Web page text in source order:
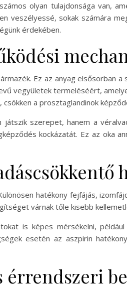
olyan tulajdonsága van,
sokak számára
érdekében.
Ez az anyag elsősorban
vegyületek termeléséért,
a prosztaglandinok
szerepet, hanem a
kockázatát. Ez az oka
hatékony fejfájás,
várnak tőle kisebb
is képes mérsékelni,
esetén az aszpirin
érrendszeri